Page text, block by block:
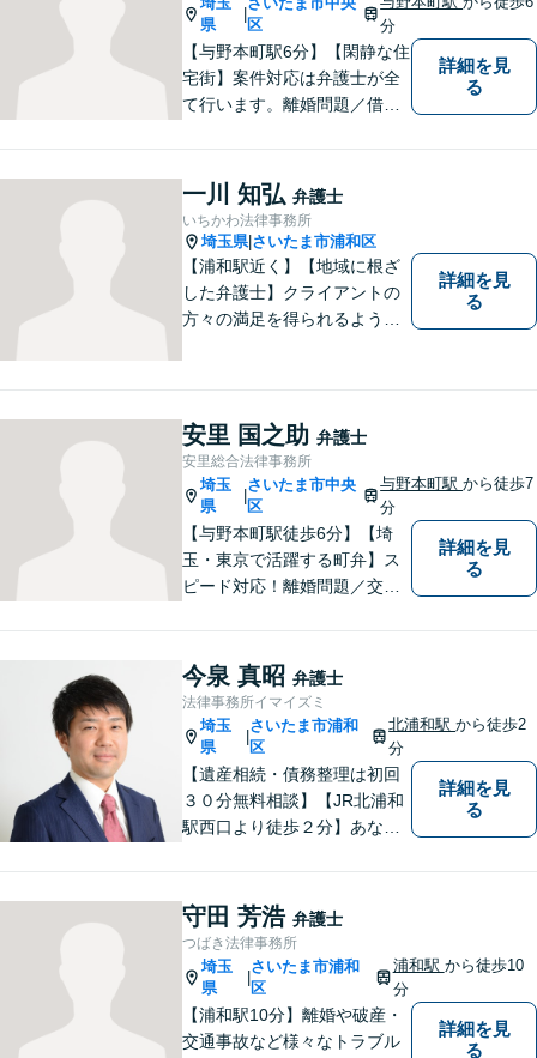
県
区
分
【与野本町駅6分】【閑静な住
宅街】案件対応は弁護士が全
て行います。離婚問題／借
幅広く対応しております。迅
速かつ丁寧な対応を心がけて
おりますので、お気軽にご相
談ください。【弁護士歴10年
以上】【初回相談30分無料】
詳細を見
る
一川 知弘 弁護士
いちかわ法律事務所
埼玉県| さいたま市浦和区
【浦和駅近く】【地域に根ざ
した弁護士】クライアントの
方々の満足を得られるよう最
題／企業法務など、幅広く対
応可能。【明確な料金体系】
法律トラブルでお悩みの方
は、どうぞお気軽にご相談く
ださい。
詳細を見
る
安里 国之助 弁護士
安里総合法律事務所
埼玉
県
さいたま市中央
区
与野本町駅から徒歩7
分
【与野本町駅徒歩6分】【埼
玉・東京で活躍する町弁】ス
ピード対応！離婚問題／交通
など、お困りごとがあればお
気軽にご相談ください！皆様
が平穏な日々を取り戻せるよ
う、尽力してまいります。
【土日祝・夜間対応◎】
詳細を見
る
今泉 真昭 弁護士
法律事務所イマイズミ
埼玉
県
|
さいたま市浦和
区
北浦和駅から徒歩2
分
【遺産相続・債務整理は初回
３０分無料相談】【JR北浦和
駅西口より徒歩２分】あなた
ミがお預かりします。あなた
の代わりに悩み、考え、解決
策をご提案します。
詳細を見
る
守田 芳浩 弁護士
つばき法律事務所
埼玉
県
|
さいたま市浦和
区
浦和駅 から徒歩10
分
【浦和駅10分】離婚や破産・
交通事故など様々なトラブル
詳細を見
る